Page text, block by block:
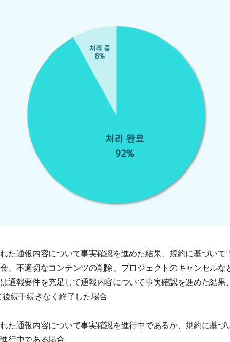
た通報内容について事実確認を進めた結果、規約に基づいて「
、不適切なコンテンツの削除、プロジェクトのキャンセルな
通報要件を充足して通報内容について事実確認を進めた結果
後続手続きなく終了した場合
た通報内容について事実確認を進行中であるか、規約に基づい
行中である場合